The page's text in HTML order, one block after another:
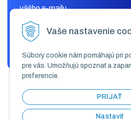
Vaše nastavenie
Súbory cookie nám pomáhajú pri
pre vás. Umožňujú spoznať a
preferencie.
PRIJAŤ
Nastaviť
vášho e-mailu.